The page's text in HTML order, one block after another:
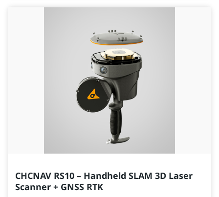
CHCNAV RS10 – Handheld SLAM 3D Laser
Scanner + GNSS RTK